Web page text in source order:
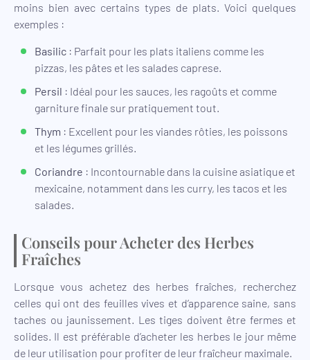
moins bien avec certains types de plats. Voici quelques
exemples :
Basilic : Parfait pour les plats italiens comme les
pizzas, les pâtes et les salades caprese.
Persil : Idéal pour les sauces, les ragoûts et comme
garniture finale sur pratiquement tout.
Thym : Excellent pour les viandes rôties, les poissons
et les légumes grillés.
Coriandre : Incontournable dans la cuisine asiatique et
mexicaine, notamment dans les curry, les tacos et les
salades.
Conseils pour Acheter des Herbes
Fraîches
Lorsque vous achetez des herbes fraîches, recherchez
celles qui ont des feuilles vives et d’apparence saine, sans
taches ou jaunissement. Les tiges doivent être fermes et
solides. Il est préférable d’acheter les herbes le jour même
de leur utilisation pour profiter de leur fraîcheur maximale.